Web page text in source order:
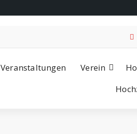
Veranstaltungen Verein